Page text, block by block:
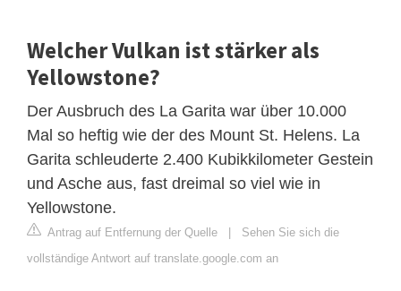
Welcher Vulkan ist stärker als
Yellowstone?
Der Ausbruch des La Garita war über 10.000
Mal so heftig wie der des Mount St. Helens. La
Garita schleuderte 2.400 Kubikkilometer Gestein
und Asche aus, fast dreimal so viel wie in
Yellowstone.
Antrag auf Entfernung der Quelle | Sehen Sie sich die
vollständige Antwort auf translate.google.com an